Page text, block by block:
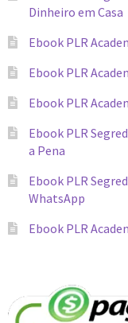
Dinheiro em Casa
Ebook PLR
Ebook PLR
Ebook PLR
Ebook PLR
a Pena
Ebook PLR
WhatsApp
Ebook PLR